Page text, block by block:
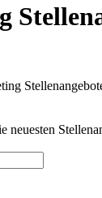
neuesten